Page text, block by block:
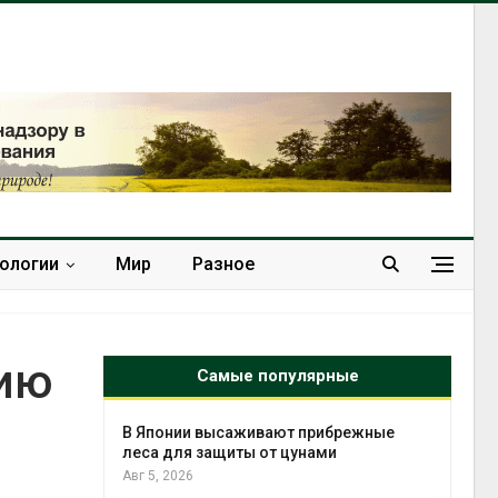
Мир Разное
Самые популярные
В Японии высаживают прибрежные
леса для защиты от цунами
Авг 5, 2026